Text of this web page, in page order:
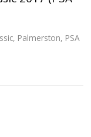
, Palmerston, PSA